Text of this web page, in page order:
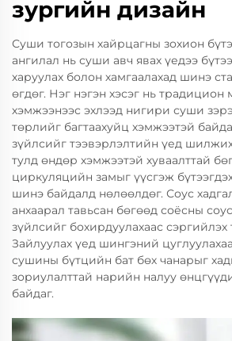
зургийн дизайн
Суши тогозын хайрцагны зохион
ангилал нь суши авч явах үедээ
харуулах болон хамгаалахад шинэ
өгдөг. Нэг нэгэн хэсэг нь
хэмжээнээс эхлээд нигири суши
төрлийг багтаахуйц хэмжээтэй
зүйлсийг тээвэрлэлтийн үед
тулд өндөр хэмжээтэй хуваалттай
циркуляцийн замыг үүсгэж
шинэ байдалд нөлөөлдөг. Соус
анхаарал тавьсан бөгөөд соёсны
зүйлсийг бохирдуулахаас сэргийлэх
Зайлуулах үед шингэний
сушины бүтцийн бат бөх чанарыг
зориулалттай нарийн налуу
байдаг.